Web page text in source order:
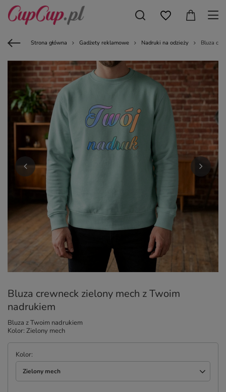
Strona główna Gadżety reklamowe Nadruki na odzieży Bluza
Bluza crewneck zielony mech z Twoim
nadrukiem
Bluza z Twoim nadrukiem
Kolor: Zielony mech
Kolor
Zielony mech